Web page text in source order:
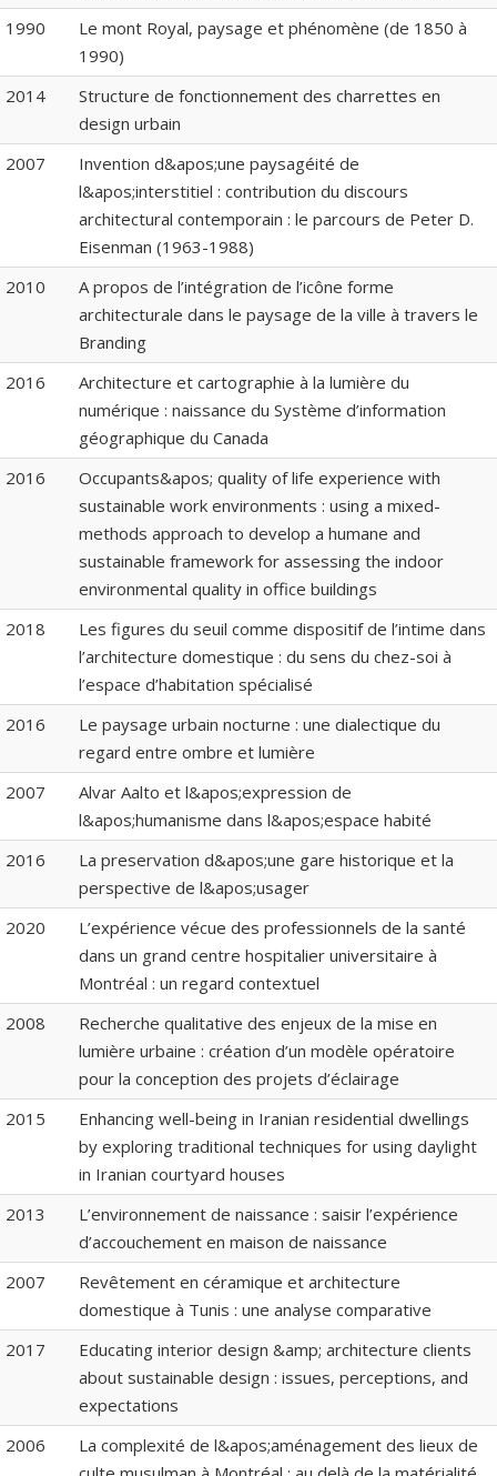
1990
Le mont Royal, paysage et phénomène (de 1850 à
1990)
2014
Structure de fonctionnement des charrettes en
design urbain
2007
Invention d&apos;une paysagéité de
l&apos;interstitiel : contribution du discours
architectural contemporain : le parcours de Peter D.
Eisenman (1963-1988)
2010
A propos de l’intégration de l’icône forme
architecturale dans le paysage de la ville à travers le
Branding
2016
Architecture et cartographie à la lumière du
numérique : naissance du Système d’information
géographique du Canada
2016
Occupants&apos; quality of life experience with
sustainable work environments : using a mixed-
methods approach to develop a humane and
sustainable framework for assessing the indoor
environmental quality in office buildings
2018
Les figures du seuil comme dispositif de l’intime dans
l’architecture domestique : du sens du chez-soi à
l’espace d’habitation spécialisé
2016
Le paysage urbain nocturne : une dialectique du
regard entre ombre et lumière
2007
Alvar Aalto et l&apos;expression de
l&apos;humanisme dans l&apos;espace habité
2016
La preservation d&apos;une gare historique et la
perspective de l&apos;usager
2020
L’expérience vécue des professionnels de la santé
dans un grand centre hospitalier universitaire à
Montréal : un regard contextuel
2008
Recherche qualitative des enjeux de la mise en
lumière urbaine : création d’un modèle opératoire
pour la conception des projets d’éclairage
2015
Enhancing well-being in Iranian residential dwellings
by exploring traditional techniques for using daylight
in Iranian courtyard houses
2013
L’environnement de naissance : saisir l’expérience
d’accouchement en maison de naissance
2007
Revêtement en céramique et architecture
domestique à Tunis : une analyse comparative
2017
Educating interior design &amp; architecture clients
about sustainable design : issues, perceptions, and
expectations
2006
La complexité de l&apos;aménagement des lieux de